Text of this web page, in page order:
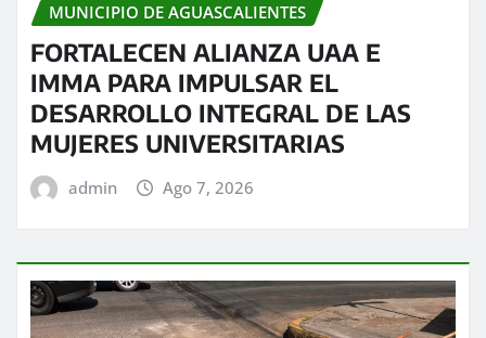
MUNICIPIO DE AGUASCALIENTES
FORTALECEN ALIANZA UAA E
IMMA PARA IMPULSAR EL
DESARROLLO INTEGRAL DE LAS
MUJERES UNIVERSITARIAS
admin Ago 7, 2026